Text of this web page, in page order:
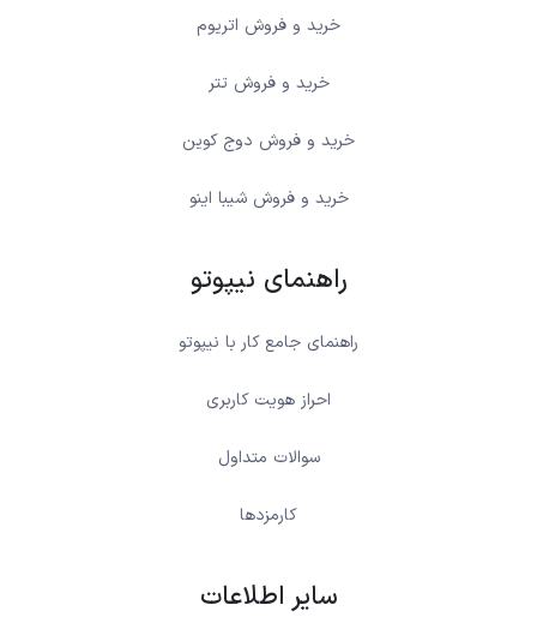
خرید و فروش اتریوم
خرید و فروش تتر
خرید و فروش دوج کوین
خرید و فروش شیبا اینو
راهنمای نیپوتو
راهنمای جامع کار با نیپوتو
احراز هویت کاربری
سوالات متداول
کارمزدها
سایر اطلاعات